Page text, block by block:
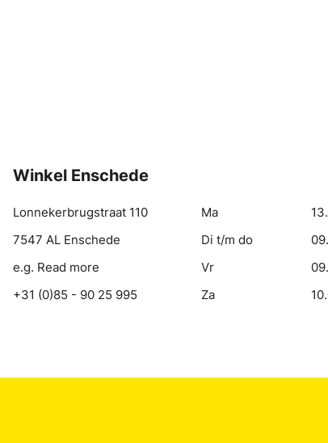
Winkel Enschede
Lonnekerbrugstraat 110
7547 AL Enschede
e.g. Read more
+31 (0)85 - 90 25 995
Ma
Di t/m do
Vr
Za